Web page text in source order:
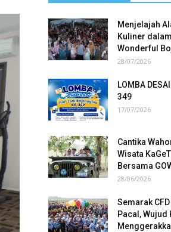
Menjelajah
Kuliner
Wonderful
28/07/2026
LOMBA
349
17/07/2026
Cantika
Wisata
Bersama
28/06/2026
Semarak
Pacal,